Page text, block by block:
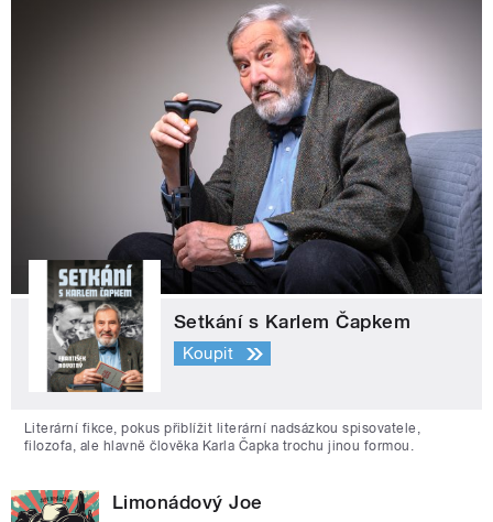
Setkání s Karlem Čapkem
Koupit
Literární fikce, pokus přiblížit literární nadsázkou spisovatele,
filozofa, ale hlavně člověka Karla Čapka trochu jinou formou.
Limonádový Joe